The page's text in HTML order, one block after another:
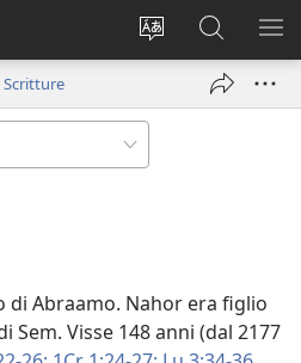
Modificare
Accedi
(apre
finestra)
Cerca
in
JW.ORG
Scritture
di Abraamo. Nahor era figlio
Sem. Visse 148 anni (dal 2177